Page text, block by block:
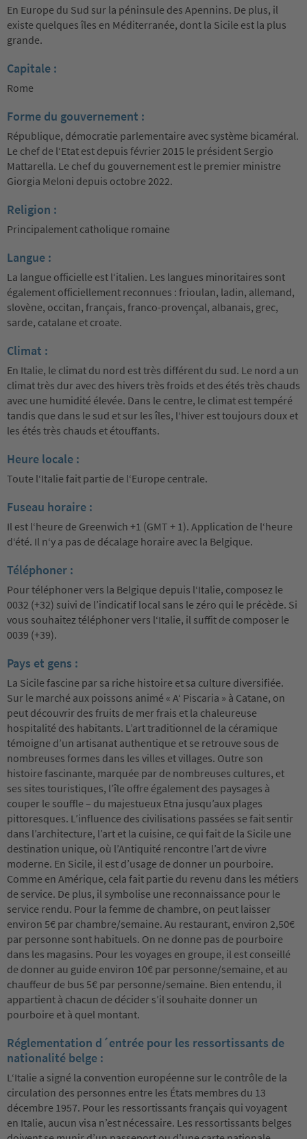
En Europe du Sud sur la péninsule des Apennins. De plus, il
existe quelques îles en Méditerranée, dont la Sicile est la plus
grande.
Capitale :
Rome
Forme du gouvernement :
République, démocratie parlementaire avec système bicaméral.
Le chef de l‘Etat est depuis février 2015 le président Sergio
Mattarella. Le chef du gouvernement est le premier ministre
Giorgia Meloni depuis octobre 2022.
Religion :
Principalement catholique romaine
Langue :
La langue officielle est l‘italien. Les langues minoritaires sont
également officiellement reconnues : frioulan, ladin, allemand,
slovène, occitan, français, franco-provençal, albanais, grec,
sarde, catalane et croate.
Climat :
En Italie, le climat du nord est très différent du sud. Le nord a un
climat très dur avec des hivers très froids et des étés très chauds
avec une humidité élevée. Dans le centre, le climat est tempéré
tandis que dans le sud et sur les îles, l‘hiver est toujours doux et
les étés très chauds et étouffants.
Heure locale :
Toute l‘Italie fait partie de l‘Europe centrale.
Fuseau horaire :
Il est l‘heure de Greenwich +1 (GMT + 1). Application de l‘heure
d‘été. Il n‘y a pas de décalage horaire avec la Belgique.
Téléphoner :
Pour téléphoner vers la Belgique depuis l‘Italie, composez le
0032 (+32) suivi de l’indicatif local sans le zéro qui le précède. Si
vous souhaitez téléphoner vers l‘Italie, il suffit de composer le
0039 (+39).
Pays et gens :
La Sicile fascine par sa riche histoire et sa culture diversifiée.
Sur le marché aux poissons animé « A‘ Piscaria » à Catane, on
peut découvrir des fruits de mer frais et la chaleureuse
hospitalité des habitants. L’art traditionnel de la céramique
témoigne d’un artisanat authentique et se retrouve sous de
nombreuses formes dans les villes et villages. Outre son
histoire fascinante, marquée par de nombreuses cultures, et
ses sites touristiques, l’île offre également des paysages à
couper le souffle – du majestueux Etna jusqu’aux plages
pittoresques. L’influence des civilisations passées se fait sentir
dans l’architecture, l’art et la cuisine, ce qui fait de la Sicile une
destination unique, où l’Antiquité rencontre l’art de vivre
moderne. En Sicile, il est d’usage de donner un pourboire.
Comme en Amérique, cela fait partie du revenu dans les métiers
de service. De plus, il symbolise une reconnaissance pour le
service rendu. Pour la femme de chambre, on peut laisser
environ 5€ par chambre/semaine. Au restaurant, environ 2,50€
par personne sont habituels. On ne donne pas de pourboire
dans les magasins. Pour les voyages en groupe, il est conseillé
de donner au guide environ 10€ par personne/semaine, et au
chauffeur de bus 5€ par personne/semaine. Bien entendu, il
appartient à chacun de décider s’il souhaite donner un
pourboire et à quel montant.
Réglementation d´entrée pour les ressortissants de
nationalité belge :
L‘Italie a signé la convention européenne sur le contrôle de la
circulation des personnes entre les États membres du 13
décembre 1957. Pour les ressortissants français qui voyagent
en Italie, aucun visa n’est nécessaire. Les ressortissants belges